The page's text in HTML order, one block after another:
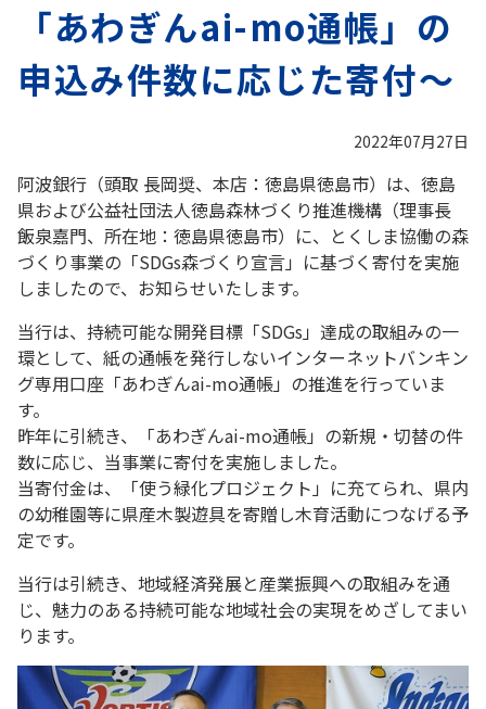
「あわぎんai-mo通帳」の
申込み件数に応じた寄付～
2022年07月27日
阿波銀行（頭取 長岡奨、本店：徳島県徳島市）は、徳島
県および公益社団法人徳島森林づくり推進機構（理事長
飯泉嘉門、所在地：徳島県徳島市）に、とくしま協働の森
づくり事業の「SDGs森づくり宣言」に基づく寄付を実施
しましたので、お知らせいたします。
当行は、持続可能な開発目標「SDGs」達成の取組みの一
環として、紙の通帳を発行しないインターネットバンキン
グ専用口座「あわぎんai-mo通帳」の推進を行っていま
す。
昨年に引続き、「あわぎんai-mo通帳」の新規・切替の件
数に応じ、当事業に寄付を実施しました。
当寄付金は、「使う緑化プロジェクト」に充てられ、県内
の幼稚園等に県産木製遊具を寄贈し木育活動につなげる予
定です。
当行は引続き、地域経済発展と産業振興への取組みを通
じ、魅力のある持続可能な地域社会の実現をめざしてまい
ります。